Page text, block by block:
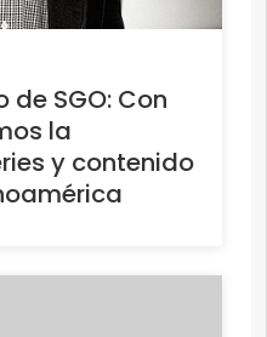
de SGO: Con
la
y contenido